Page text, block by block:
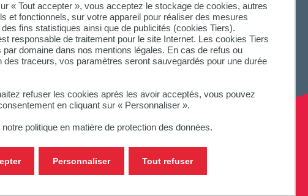
« Tout accepter », vous acceptez le stockage de cookies, autres
et fonctionnels, sur votre appareil pour réaliser des mesures
fins statistiques ainsi que de publicités (cookies Tiers).
responsable de traitement pour le site Internet. Les cookies Tiers
par domaine dans nos mentions légales. En cas de refus ou
des traceurs, vos paramètres seront sauvegardés pour une durée
refuser les cookies après les avoir acceptés, vous pouvez
en cliquant sur « Personnaliser ».
politique en matière de protection des données.
Tout refuser
Personnaliser